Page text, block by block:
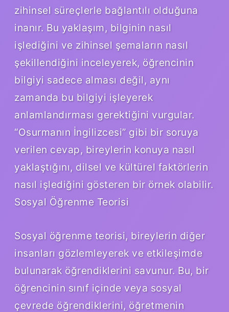
zihinsel süreçlerle bağlantılı olduğuna
inanır. Bu yaklaşım, bilginin nasıl
işlediğini ve zihinsel şemaların nasıl
şekillendiğini inceleyerek, öğrencinin
bilgiyi sadece alması değil, aynı
zamanda bu bilgiyi işleyerek
anlamlandırması gerektiğini vurgular.
“Osurmanın İngilizcesi” gibi bir soruya
verilen cevap, bireylerin konuya nasıl
yaklaştığını, dilsel ve kültürel faktörlerin
nasıl işlediğini gösteren bir örnek olabilir.
Sosyal Öğrenme Teorisi
Sosyal öğrenme teorisi, bireylerin diğer
insanları gözlemleyerek ve etkileşimde
bulunarak öğrendiklerini savunur. Bu, bir
öğrencinin sınıf içinde veya sosyal
çevrede öğrendiklerini, öğretmenin